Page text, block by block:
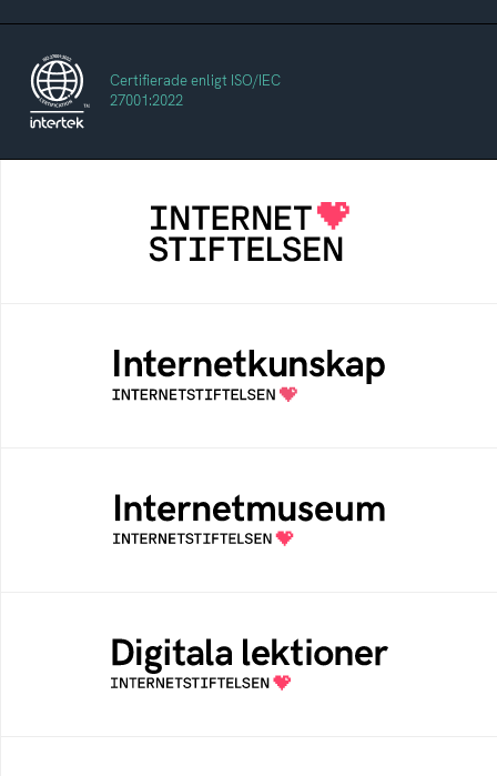
Certifierade enligt ISO/IEC
27001:2022
Internetstiftelsen verkar för ett internet som
bidrar positivt till människan och samhället
Samlad kunskap som hjälper dig att bli en
säker och medveten internetanvändare
Ett digitalt museum som byggts, och kureras
av Internetstiftelsen
Öppen digital lärresurs med färdiga lektioner
för alla stadier i grundskolan